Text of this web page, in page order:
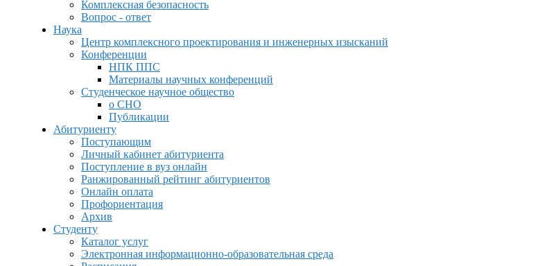
Комплексная безопасность
Вопрос - ответ
Наука
Центр комплексного проектирования и инженерных изысканий
Конференции
НПК ППС
Материалы научных конференций
Студенческое научное общество
о СНО
Публикации
Абитуриенту
Поступающим
Личный кабинет абитуриента
Поступление в вуз онлайн
Ранжированный рейтинг абитуриентов
Онлайн оплата
Профориентация
Архив
Студенту
Каталог услуг
Электронная информационно-образовательная среда